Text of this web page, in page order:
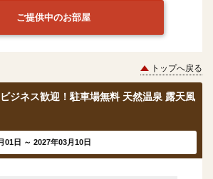
ご提供中のお部屋
トップへ戻る
ビジネス歓迎！駐車場無料 天然温泉 露天風
01日 ～ 2027年03月10日